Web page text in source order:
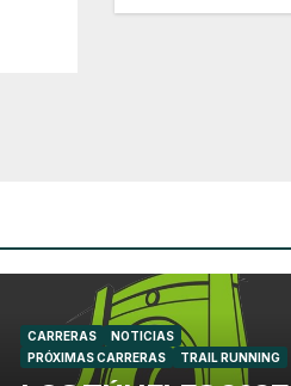
CARRERAS
NOTICIAS
PRÓXIMAS CARRERAS
TRAIL RUNNING